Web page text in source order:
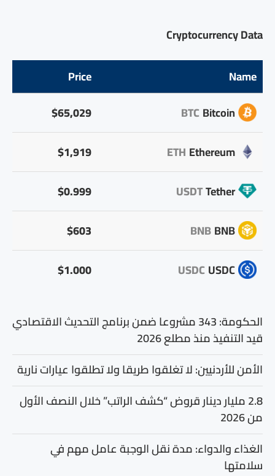
Cryptocurrency Data
Name
Price
Bitcoin
BTC
$65,029
Ethereum
ETH
$1,919
Tether
USDT
$0.999
BNB
BNB
$603
USDC
USDC
$1.000
الحكومة: 343 مشروعا ضمن برنامج التحديث الاقتصادي
قيد التنفيذ منذ مطلع 2026
الأمن للأردنيين: لا تغلقوا طريقا ولا تطلقوا عيارات نارية
2.8 مليار دينار قروض “كشف الراتب” خلال النصف الأول
من 2026
الغذاء والدواء: مدة نقل الوجبة عامل مهم في
سلامتها